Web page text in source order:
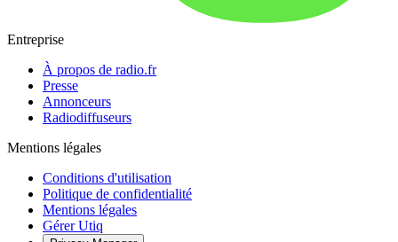
Entreprise
À propos de radio.fr
Presse
Annonceurs
Radiodiffuseurs
Mentions légales
Conditions d'utilisation
Politique de confidentialité
Mentions légales
Gérer Utiq